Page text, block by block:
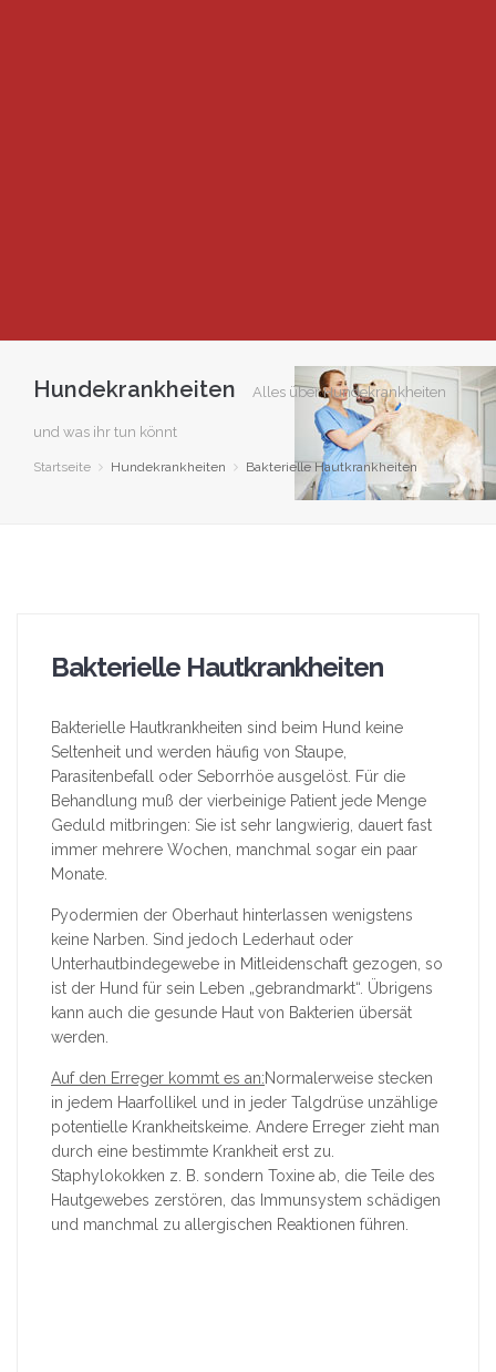
Hundekrankheiten Alles über Hundekrankheiten
und was ihr tun könnt
Startseite Hundekrankheiten Bakterielle Hautkrankheiten
Bakterielle Hautkrankheiten
Bakterielle Hautkrankheiten sind beim Hund keine
Seltenheit und werden häufig von Staupe,
Parasitenbefall oder Seborrhöe ausgelöst. Für die
Behandlung muß der vierbeinige Patient jede Menge
Geduld mitbringen: Sie ist sehr langwierig, dauert fast
immer mehrere Wochen, manchmal sogar ein paar
Monate.
Pyodermien der Oberhaut hinterlassen wenigstens
keine Narben. Sind jedoch Lederhaut oder
Unterhautbindegewebe in Mitleidenschaft gezogen, so
ist der Hund für sein Leben „gebrandmarkt“. Übrigens
kann auch die gesunde Haut von Bakterien übersät
werden.
Auf den Erreger kommt es an:Normalerweise stecken
in jedem Haarfollikel und in jeder Talgdrüse unzählige
potentielle Krankheitskeime. Andere Erreger zieht man
durch eine bestimmte Krankheit erst zu.
Staphylokokken z. B. sondern Toxine ab, die Teile des
Hautgewebes zerstören, das Immunsystem schädigen
und manchmal zu allergischen Reaktionen führen.